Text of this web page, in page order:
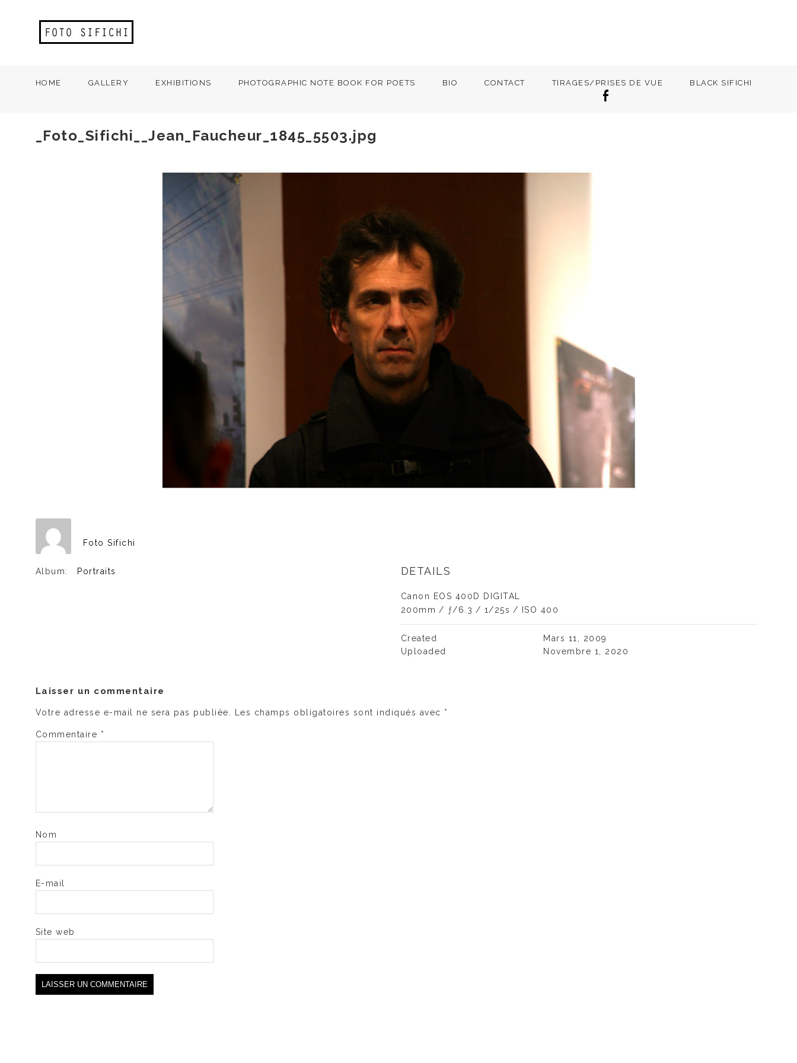
HOME GALLERY EXHIBITIONS PHOTOGRAPHIC NOTE BOOK FOR POETS BIO CONTACT TIRAGES/PRISES DE VUE BLACK SIFICHI
_Foto_Sifichi__Jean_Faucheur_1845_5503.jpg
Foto Sifichi
Album: Portraits DETAILS
Canon EOS 400D DIGITAL
200mm / ƒ/6.3 / 1/25s / ISO 400
Created
Mars 11, 2009
Uploaded
Novembre 1, 2020
Laisser un commentaire
Votre adresse e-mail ne sera pas publiée. Les champs obligatoires sont indiqués avec *
Commentaire *
Nom
E-mail
Site web